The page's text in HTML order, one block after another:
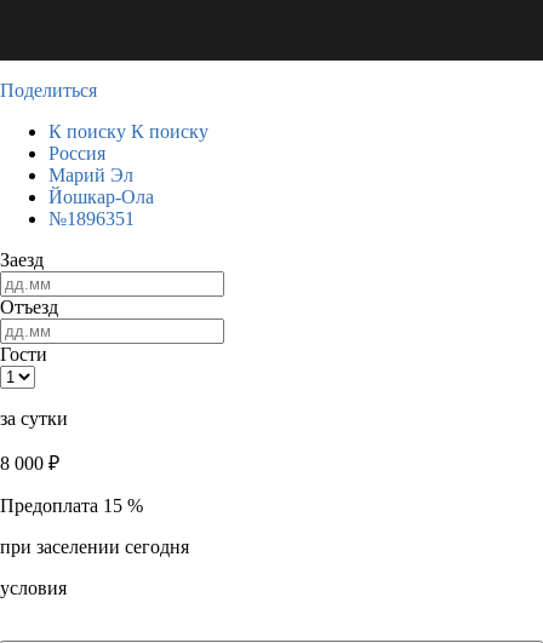
Поделиться
К поиску К поиску
Россия
Марий Эл
Йошкар-Ола
№1896351
Заезд
Отъезд
Гости
за сутки
8 000 ₽
Предоплата 15 %
при заселении сегодня
условия